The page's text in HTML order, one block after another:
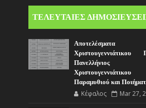
ΤΕΛΕΥΤΑΙΕΣ
Αποτελέσματα
Πανελλήνιος
Παραμυθιού και
Κέφαλος Mar 27,